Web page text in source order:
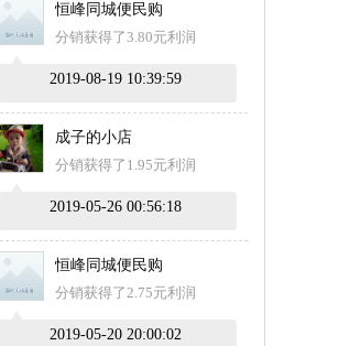
恒峰同城便民购
分销获得了3.80元利润
2019-08-19 10:39:59
成子的小店
分销获得了1.95元利润
2019-05-26 00:56:18
恒峰同城便民购
分销获得了2.75元利润
2019-05-20 20:00:02